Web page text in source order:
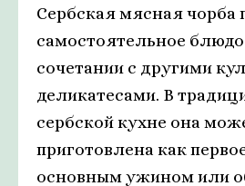
Сербская мясная чорба
самостоятельное
сочетании с другими
деликатесами. В
сербской кухне она
приготовлена как
основным ужином или